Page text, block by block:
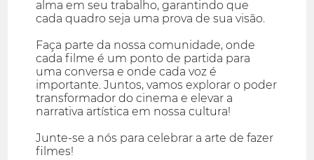
alma em seu trabalho, garantindo que
cada quadro seja uma prova de sua visão.
Faça parte da nossa comunidade, onde
cada filme é um ponto de partida para
uma conversa e onde cada voz é
importante. Juntos, vamos explorar o poder
transformador do cinema e elevar a
narrativa artística em nossa cultura!
Junte-se a nós para celebrar a arte de fazer
filmes!